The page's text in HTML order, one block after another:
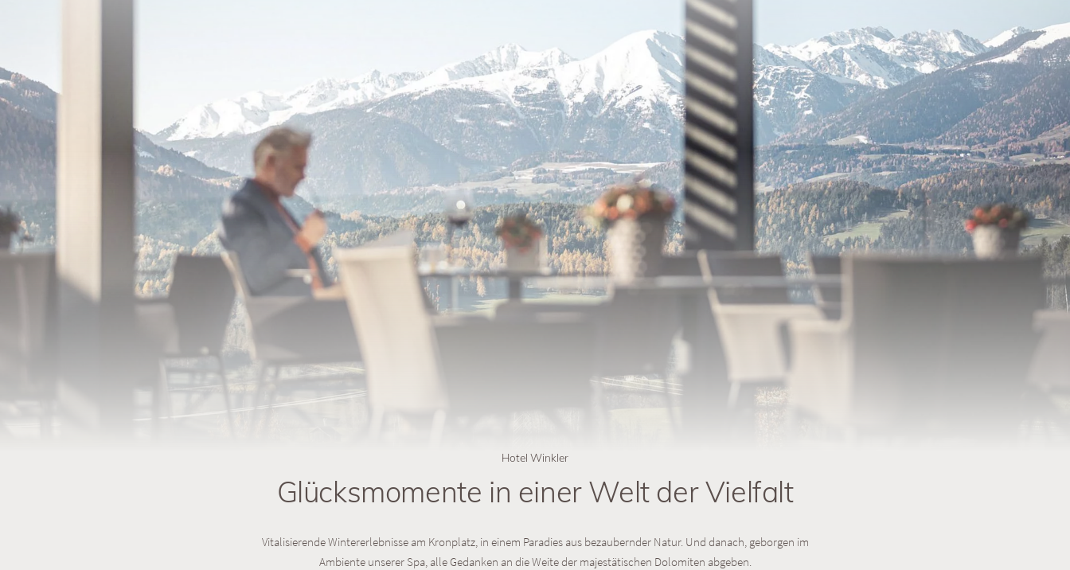
Hotel Winkler
Glücksmomente in einer Welt der Vielfalt
Vitalisierende Wintererlebnisse am Kronplatz, in einem Paradies aus bezaubernder Natur. Und danach, geborgen im
Ambiente unserer Spa, alle Gedanken an die Weite der majestätischen Dolomiten abgeben.